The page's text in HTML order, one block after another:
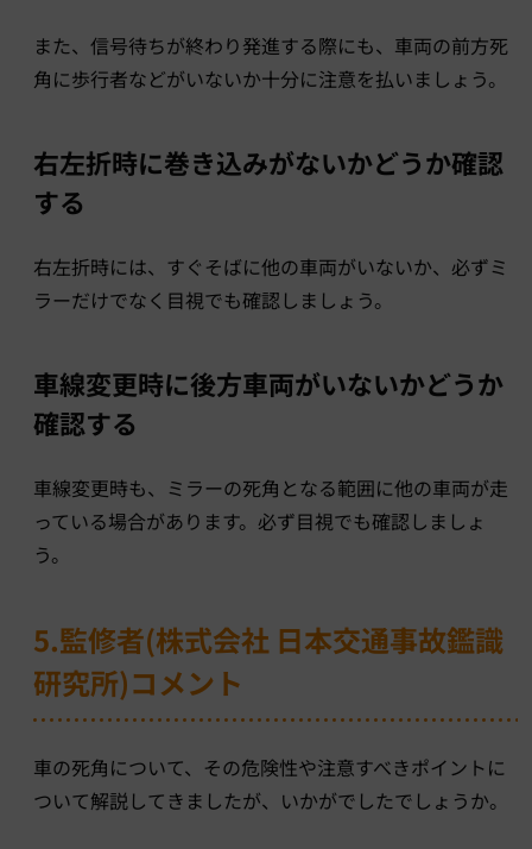
また、信号待ちが終わり発進する際にも、車両の前方死
角に歩行者などがいないか十分に注意を払いましょう。
右左折時に巻き込みがないかどうか確認
する
右左折時には、すぐそばに他の車両がいないか、必ずミ
ラーだけでなく目視でも確認しましょう。
車線変更時に後方車両がいないかどうか
確認する
車線変更時も、ミラーの死角となる範囲に他の車両が走
っている場合があります。必ず目視でも確認しましょ
う。
5.監修者(株式会社 日本交通事故鑑識
研究所)コメント
車の死角について、その危険性や注意すべきポイントに
ついて解説してきましたが、いかがでしたでしょうか。